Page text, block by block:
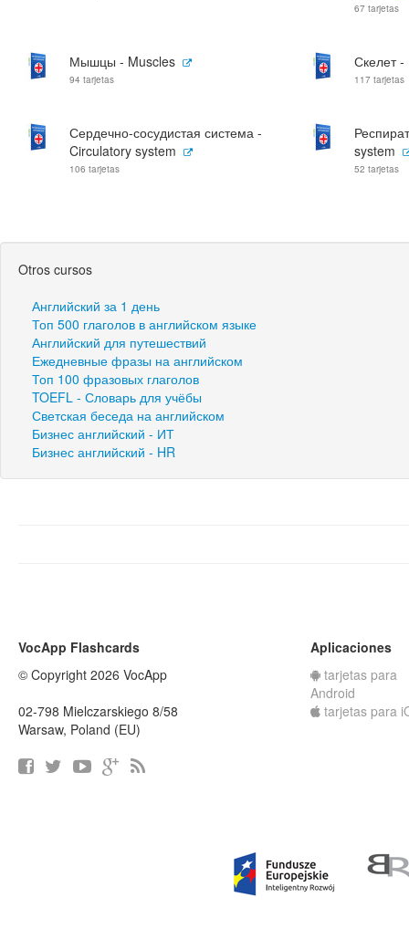
67 tarjetas
Мышцы - Muscles
94 tarjetas
Скелет -
117 tarjetas
Сердечно-сосудистая система -
Circulatory system
106 tarjetas
system
52 tarjetas
Otros cursos
Английский за 1 день
Топ 500 глаголов в английском языке
Английский для путешествий
Ежедневные фразы на английском
Топ 100 фразовых глаголов
TOEFL - Словарь для учёбы
Светская беседа на английском
Бизнес английский - ИТ
Бизнес английский - HR
VocApp Flashcards
© Copyright 2026 VocApp
02-798 Mielczarskiego 8/58
Warsaw, Poland (EU)
Aplicaciones
tarjetas para
Android
tarjetas para